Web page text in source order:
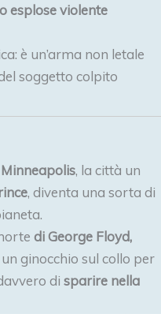
esplose violente
è un’arma non letale
soggetto colpito
Minneapolis, la città un
, diventa una sorta di
di George Floyd,
ginocchio sul collo per
di sparire nella